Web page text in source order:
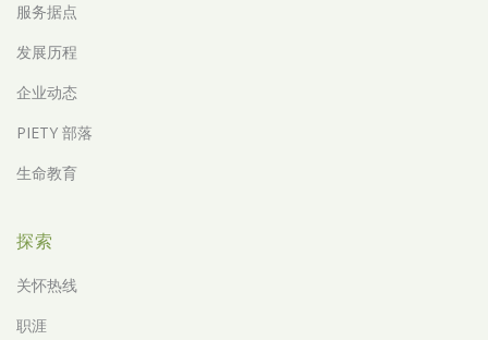
服务据点
发展历程
企业动态
PIETY 部落
生命教育
探索
关怀热线
职涯